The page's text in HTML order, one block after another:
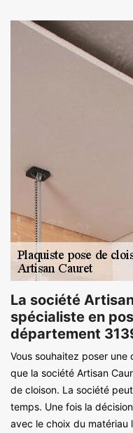
La société
spécialiste en
département
Vous souhaitez poser une
que la société Artisan
de cloison. La société
temps. Une fois la
avec le choix du matériau